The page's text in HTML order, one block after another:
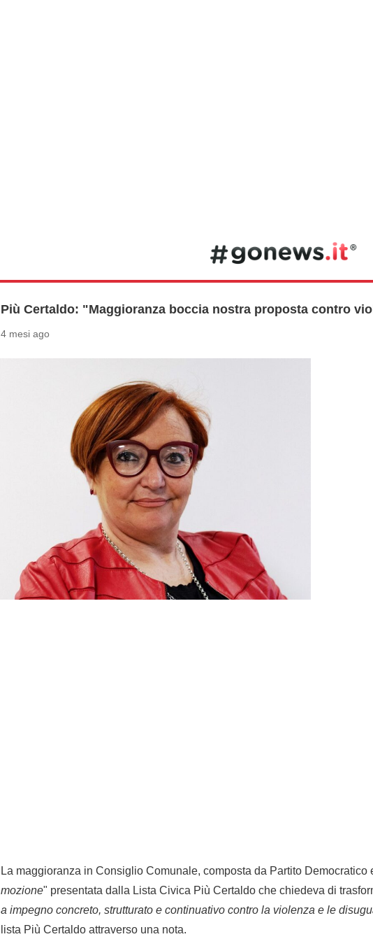
Più Certaldo: "Maggioranza boccia nostra proposta contro
4 mesi ago
La maggioranza in Consiglio Comunale, composta da Partito Democratico
mozione" presentata dalla Lista Civica Più Certaldo che chiedeva di
a impegno concreto, strutturato e continuativo contro la violenza e le
lista Più Certaldo attraverso una nota.